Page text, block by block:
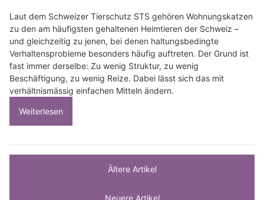
Laut dem Schweizer Tierschutz STS gehören Wohnungskatzen
zu den am häufigsten gehaltenen Heimtieren der Schweiz –
und gleichzeitig zu jenen, bei denen haltungsbedingte
Verhaltensprobleme besonders häufig auftreten. Der Grund ist
fast immer derselbe: Zu wenig Struktur, zu wenig
Beschäftigung, zu wenig Reize. Dabei lässt sich das mit
verhältnismässig einfachen Mitteln ändern.
Weiterlesen
Ältere Artikel
Neuere Artikel